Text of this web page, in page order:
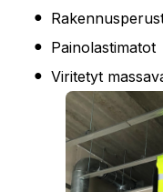
Painolastimatot
Viritetyt